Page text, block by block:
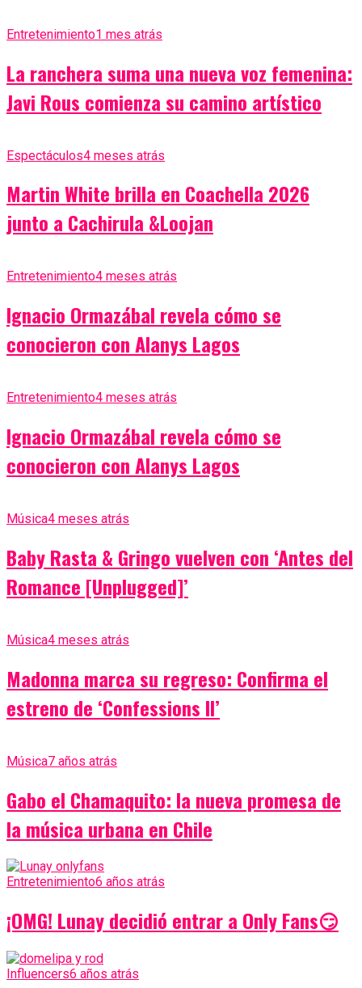
Entretenimiento1 mes atrás
La ranchera suma una nueva voz femenina:
Javi Rous comienza su camino artístico
Espectáculos4 meses atrás
Martin White brilla en Coachella 2026
junto a Cachirula &Loojan
Entretenimiento4 meses atrás
Ignacio Ormazábal revela cómo se
conocieron con Alanys Lagos
Entretenimiento4 meses atrás
Ignacio Ormazábal revela cómo se
conocieron con Alanys Lagos
Música4 meses atrás
Baby Rasta & Gringo vuelven con ‘Antes del
Romance [Unplugged]’
Música4 meses atrás
Madonna marca su regreso: Confirma el
estreno de ‘Confessions II’
Música7 años atrás
Gabo el Chamaquito: la nueva promesa de
la música urbana en Chile
Entretenimiento6 años atrás
¡OMG! Lunay decidió entrar a Only Fans😏
Influencers6 años atrás